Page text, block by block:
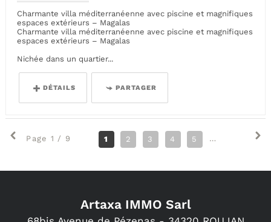
Charmante villa méditerranéenne avec piscine et magnifiques
espaces extérieurs – Magalas
Charmante villa méditerranéenne avec piscine et magnifiques
espaces extérieurs – Magalas
Nichée dans un quartier...
DÉTAILS PARTAGER
Page 1 / 9 1 2 3 4 5 6 8
Artaxa IMMO Sarl